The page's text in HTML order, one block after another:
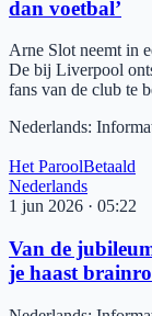
dan voetbal’
Arne Slot neemt in
De bij Liverpool
fans van de club te
Nederlands:
Het ParoolBetaald
Nederlands
1 jun 2026 · 05:22
Van de
je haast